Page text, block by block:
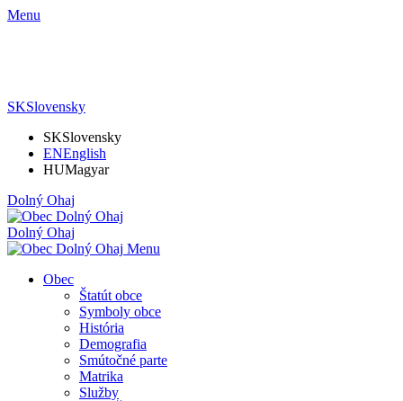
Menu
SKSlovensky
SKSlovensky
ENEnglish
HUMagyar
Dolný Ohaj
Dolný Ohaj
Menu
Obec
Štatút obce
Symboly obce
História
Demografia
Smútočné parte
Matrika
Služby